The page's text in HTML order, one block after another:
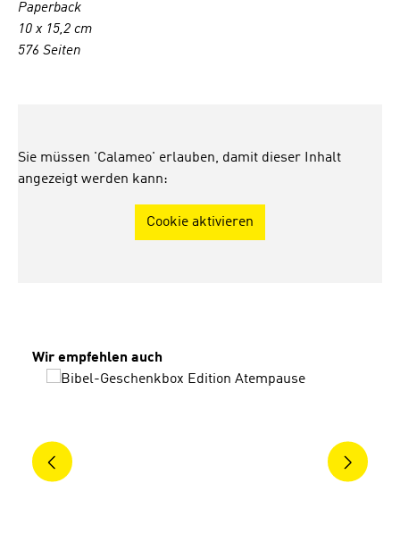
Paperback
10 x 15,2 cm
576 Seiten
Sie müssen 'Calameo' erlauben, damit dieser Inhalt
angezeigt werden kann:
Cookie aktivieren
Produktgalerie überspringen
Wir empfehlen auch